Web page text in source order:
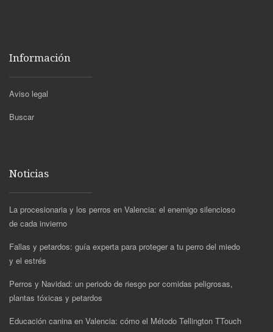
Información
Aviso legal
Buscar
Noticias
La procesionaria y los perros en Valencia: el enemigo silencioso
de cada invierno
Fallas y petardos: guía experta para proteger a tu perro del miedo
y el estrés
Perros y Navidad: un periodo de riesgo por comidas peligrosas,
plantas tóxicas y petardos
Educación canina en Valencia: cómo el Método Tellington TTouch